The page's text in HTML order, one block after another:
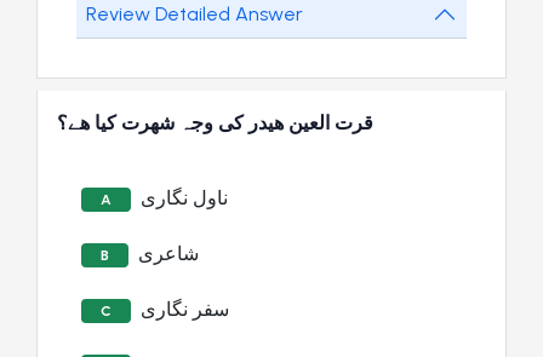
Review Detailed Answer
قرت العین ھیدر کی وجہ شھرت کیا ھے؟
A ناول نگاری
B شاعری
C سفر نگاری